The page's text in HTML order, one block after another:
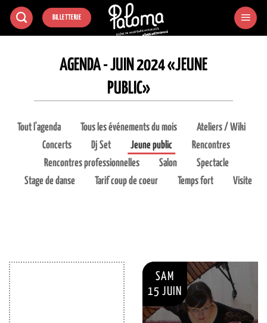
Passer
BILLETTERIE
AGENDA - JUIN 2024 «JEUNE
PUBLIC»
Tout l'agenda Tous les événements du mois
Ateliers / Wiki
Concerts
Dj Set Jeune public
Rencontres
Rencontres professionnelles
Salon
Spectacle
Stage de danse
Tarif coup de coeur Temps fort Visite
SAM
15 JUIN